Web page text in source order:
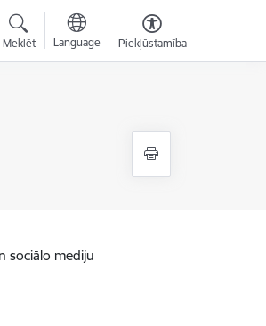
Meklēt Language Piekļūstamība
sociālo mediju